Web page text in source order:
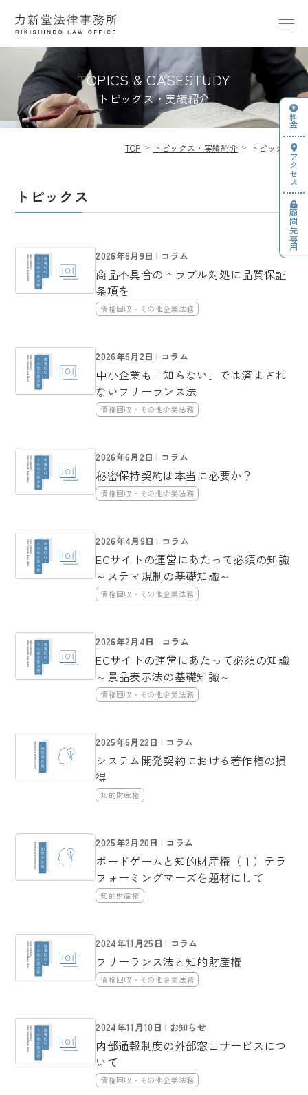
トピックス・実績紹介
TOPICS & CASESTUDY
TOP トピックス・実績紹介 トピックス
トピックス
2026年6月9日 コラム
商品不具合のトラブル対処に品質保証
条項を
債権回収・その他企業法務
2026年6月2日 コラム
中小企業も「知らない」では済まされ
ないフリーランス法
債権回収・その他企業法務
2026年6月2日 コラム
秘密保持契約は本当に必要か？
債権回収・その他企業法務
2026年4月9日 コラム
ECサイトの運営にあたって必須の知識
～ステマ規制の基礎知識～
債権回収・その他企業法務
2026年2月4日 コラム
ECサイトの運営にあたって必須の知識
～景品表示法の基礎知識～
債権回収・その他企業法務
2025年6月22日 コラム
システム開発契約における著作権の損
得
知的財産権
2025年2月20日 コラム
ボードゲームと知的財産権（１）テラ
フォーミングマーズを題材にして
知的財産権
2024年11月25日 コラム
フリーランス法と知的財産権
債権回収・その他企業法務
2024年11月10日 お知らせ
内部通報制度の外部窓口サービスにつ
いて
債権回収・その他企業法務
料金
アクセス
顧問先専用